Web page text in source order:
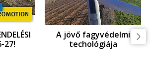
27!
A jövő fagyvédelmi
techológiája